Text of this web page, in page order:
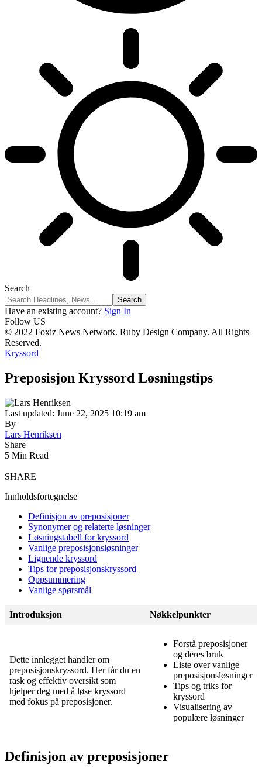
Search
Have an existing account? Sign In
Follow US
© 2022 Foxiz News Network. Ruby Design Company. All Rights
Reserved.
Kryssord
Preposisjon Kryssord Løsningstips
Last updated: June 22, 2025 10:19 am
By
Lars Henriksen
Share
5 Min Read
SHARE
Innholdsfortegnelse
Definisjon av preposisjoner
Synonymer og relaterte løsninger
Løsningstabell for kryssord
Vanlige preposisjonsløsninger
Lignende kryssord
Tips for preposisjonskryssord
Oppsummering
Vanlige spørsmål
Introduksjon Nøkkelpunkter
Dette innlegget handler om
preposisjonskryssord. Her får du en
rask og effektiv oversikt som
hjelper deg med å løse kryssord
med fokus på preposisjoner.
Forstå preposisjoner
og deres bruk
Liste over vanlige
preposisjonsløsninger
Tips og triks for
kryssord
Visualisering av
populære løsninger
Definisjon av preposisjoner